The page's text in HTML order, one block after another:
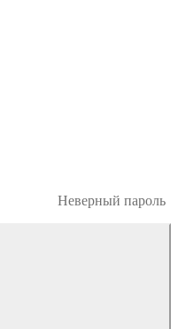
Неверный пароль